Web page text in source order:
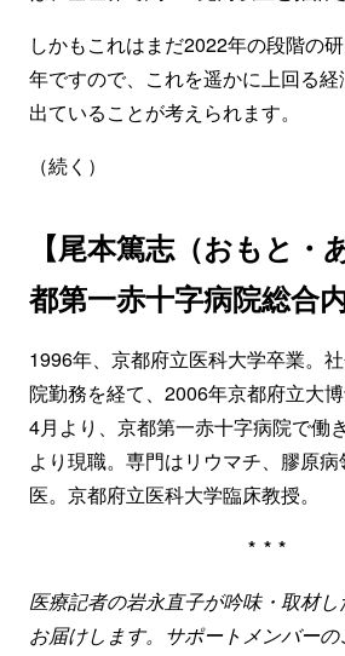
しかもこれはまだ2022年の段階の
年ですので、これを遥かに上回る
出ていることが考えられます。
（続く）
【尾本篤志（おもと・
都第一赤十字病院総合
1996年、京都府立医科大学卒業。
院勤務を経て、2006年京都府立大
4月より、京都第一赤十字病院で働
より現職。専門はリウマチ、膠原
医。京都府立医科大学臨床教授。
***
医療記者の岩永直子が吟味・取材
お届けします。サポートメンバー